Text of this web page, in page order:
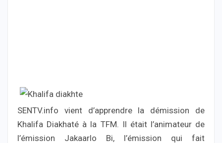
SENTV.info vient d’apprendre la démission de
Khalifa Diakhaté à la TFM. Il était l’animateur de
l’émission Jakaarlo Bi, l’émission qui fait